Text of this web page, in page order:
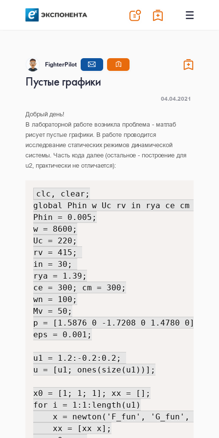
FighterPilot
Пустые графики
04.04.2021
Добрый день!
В лабораторной работе возникла проблема - матлаб
рисует пустые графики. В работе проводится
исследование статических режимов динамической
системы. Часть кода далее (остальное - построение для
u2, практически не отличается):
clc, clear;
global Phin w Uc rv in rya ce cm wn
Phin = 0.005;
w = 8600;
Uc = 220;
rv = 415;
in = 30;
rya = 1.39;
ce = 300; cm = 300;
wn = 100;
Mv = 50;
p = [1.5876 0 -1.7208 0 1.4780 0];
eps = 0.001;
u1 = 1.2:-0.2:0.2;
u = [u1; ones(size(u1))];
x0 = [1; 1; 1]; xx = [];
for i = 1:1:length(u1)
x = newton('F_fun', 'G_fun', x0,
    xx = [xx x];